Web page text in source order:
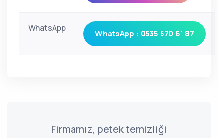
WhatsApp
WhatsApp : 0535 570 61 87
Firmamız, petek temizliği